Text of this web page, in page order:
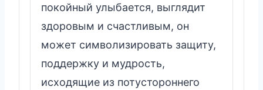
покойный улыбается, выглядит
здоровым и счастливым, он
может символизировать защиту,
поддержку и мудрость,
исходящие из потустороннего